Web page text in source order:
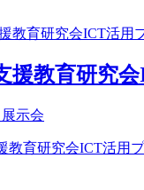
教育研究
示会
教育研究会ICT活用